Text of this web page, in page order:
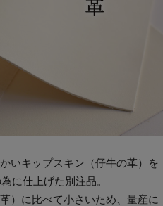
いキップスキン（仔牛の革）を
に仕上げた別注品。
）に比べて小さいため、量産に